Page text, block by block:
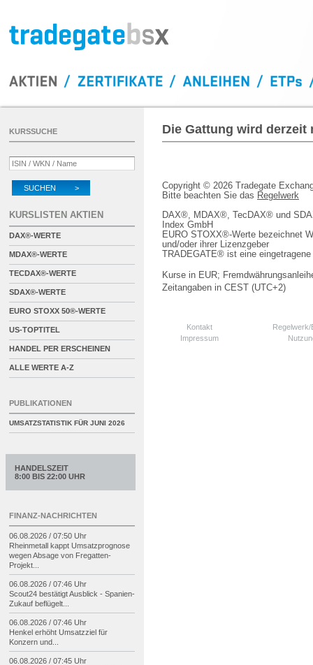
Die Gattung wird derzeit
Copyright © 2026 Tradegate
Bitte beachten Sie das Regelwerk
DAX®, MDAX®, TecDAX® und
Index GmbH
EURO STOXX®-Werte bezeichnet
und/oder ihrer Lizenzgeber
TRADEGATE® ist eine
Kurse in EUR;
Zeitangaben in CEST (UTC+2)
Kontakt
Impressum
KURSSUCHE
SUCHEN >
KURSLISTEN AKTIEN
DAX®-WERTE
MDAX®-WERTE
TECDAX®-WERTE
SDAX®-WERTE
EURO STOXX 50®-WERTE
US-TOPTITEL
HANDEL PER ERSCHEINEN
ALLE WERTE A-Z
PUBLIKATIONEN
UMSATZSTATISTIK FÜR JUNI 2026
HANDELSZEIT
8:00 BIS 22:00 UHR
FINANZ-NACHRICHTEN
06.08.2026 / 07:50 Uhr
Rheinmetall kappt Umsatzprognose
wegen Absage von Fregatten-
Projekt...
06.08.2026 / 07:46 Uhr
Scout24 bestätigt Ausblick - Spanien-
Zukauf beflügelt...
06.08.2026 / 07:46 Uhr
Henkel erhöht Umsatzziel für
Konzern und...
06.08.2026 / 07:45 Uhr